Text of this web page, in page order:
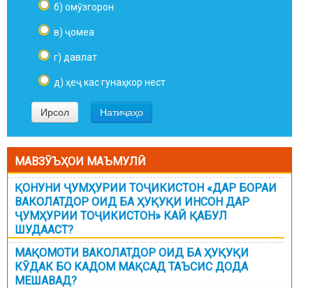
б) омӯзгорон
в) ҷомеа
г) давлат
д) ҳеҷ кас гунаҳкор нест
МАВЗӮЪҲОИ МАЪМУЛӢ
ҚОНУНИ ҶУМҲУРИИ ТОҶИКИСТОН «ДАР БОРАИ
ВАКОЛАТДОР ОИД БА ҲУҚУҚИ ИНСОН ДАР
ҶУМҲУРИИ ТОҶИКИСТОН» КАЙ ҚАБУЛ
ШУДААСТ?
МАҚОМОТИ ВАКОЛАТДОР ОИД БА ҲУҚУҚИ
КӮДАК БО КАДОМ МАҚСАД ТАЪСИС ДОДА
МЕШАВАД?